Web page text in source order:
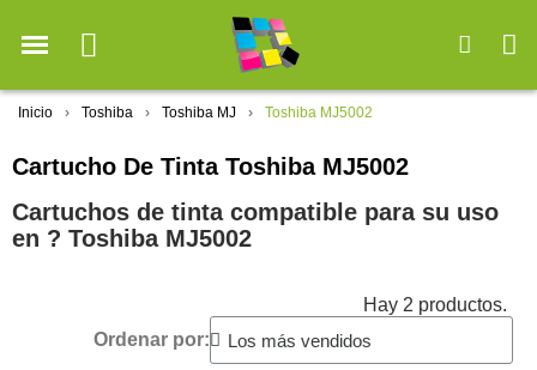
Inicio Toshiba Toshiba MJ Toshiba MJ5002
Cartucho De Tinta Toshiba MJ5002
Cartuchos de tinta compatible para su uso
en ?️ Toshiba MJ5002
Hay 2 productos.
Ordenar por: